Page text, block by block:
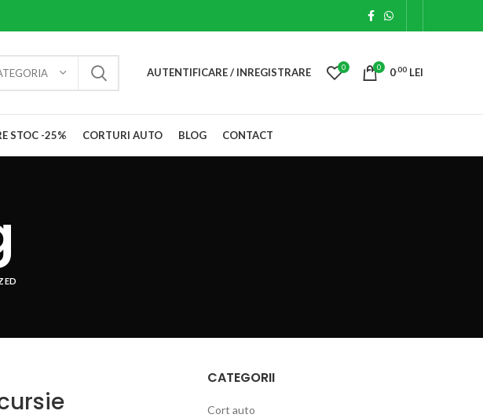
AUTENTIFICARE / INREGISTRARE 0 0 0.00 LEI
STOC -25% CORTURI AUTO BLOG CONTACT
CATEGORII
Cort auto